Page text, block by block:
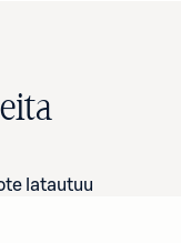
latautuu